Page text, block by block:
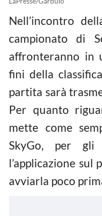
Nell’incontro
campionato di
affronteranno in
fini della
partita sarà
Per quanto
mette come
SkyGo, per gli
l’applicazione
avviarla poco